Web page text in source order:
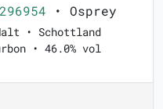
296954 • Osprey
• Schottland
• 46.0% vol